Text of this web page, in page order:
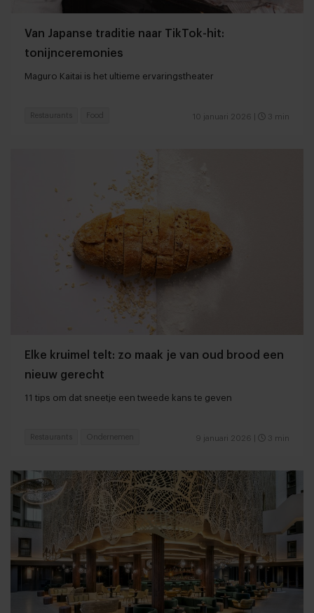
Van Japanse traditie naar TikTok-hit:
tonijnceremonies
Maguro Kaitai is het ultieme ervaringstheater
10 januari 2026 3 min
Restaurants Food
Elke kruimel telt: zo maak je van oud brood een
nieuw gerecht
11 tips om dat sneetje een tweede kans te geven
9 januari 2026 3 min
Restaurants Ondernemen